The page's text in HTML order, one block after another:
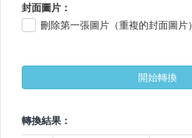
封面圖片：
刪除第一張圖片（重複的封面圖片）
轉換結果：